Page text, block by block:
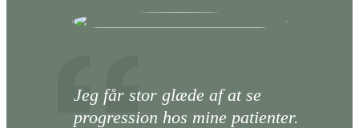
Jeg får stor glæde af at se
progression hos mine patienter.